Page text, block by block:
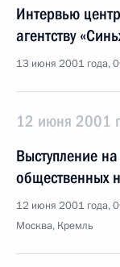
Интервью
агентству
13 июня 2001 года,
12 июня 2001
Выступление
общественных
12 июня 2001 года,
Москва, Кремль